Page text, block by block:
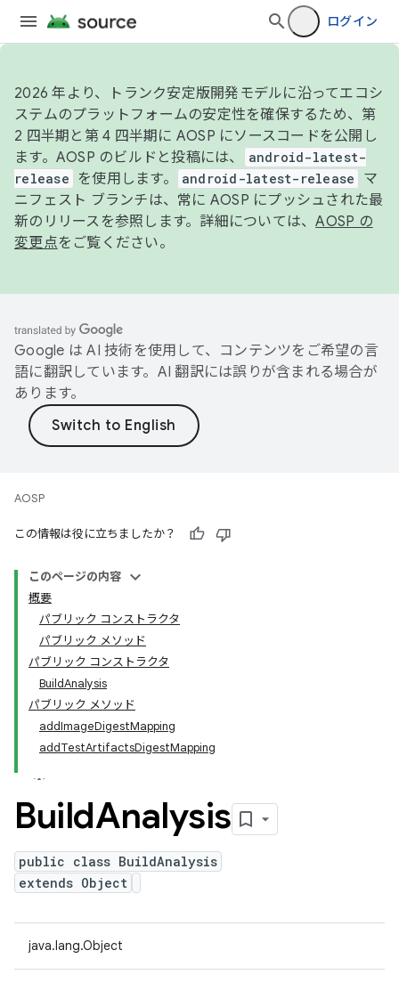
ログイン
2026 年より、トランク安定版開発モデルに沿ってエコシ
ステムのプラットフォームの安定性を確保するため、第
2 四半期と第 4 四半期に AOSP にソースコードを公開し
ます。AOSP のビルドと投稿には、
android-latest-
release
を使用します。 android-latest-release
マ
ニフェスト ブランチは、常に AOSP にプッシュされた最
新のリリースを参照します。詳細については、AOSP の
変更点をご覧ください。
Google は AI 技術を使用して、コンテンツをご希望の言
語に翻訳しています。AI 翻訳には誤りが含まれる場合が
あります。
AOSP
この情報は役に立ちましたか？
このページの内容
概要
パブリック コンストラクタ
パブリック メソッド
パブリック コンストラクタ
BuildAnalysis
パブリック メソッド
addImageDigestMapping
addTestArtifactsDigestMapping
BuildAnalysis
public class BuildAnalysis
extends Object
java.lang.Object